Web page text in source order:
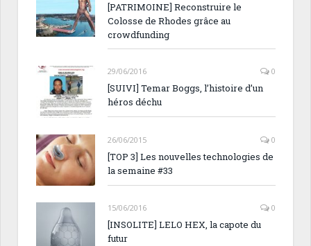
[PATRIMOINE] Reconstruire le
Colosse de Rhodes grâce au
crowdfunding
29/06/2016 0
[SUIVI] Temar Boggs, l’histoire d’un
héros déchu
26/06/2015 0
[TOP 3] Les nouvelles technologies de
la semaine #33
15/06/2016 0
[INSOLITE] LELO HEX, la capote du
futur